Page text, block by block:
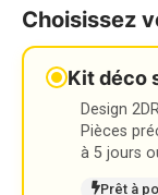
Choisissez
Kit déco
Design
Pièces
à 5 jours
Prêt à